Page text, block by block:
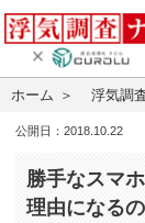
ホーム 浮気調
公開日：2018.10.22
勝手なスマ
理由になる